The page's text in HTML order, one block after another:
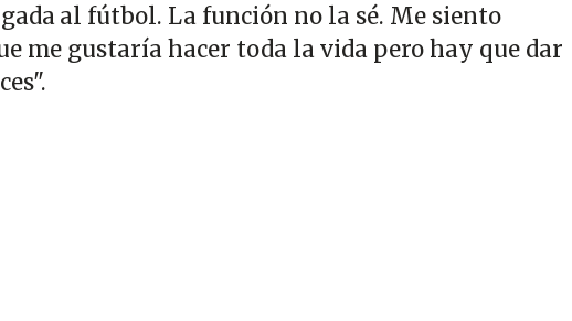
al fútbol. La función no la sé. Me siento
me gustaría hacer toda la vida pero hay que dar